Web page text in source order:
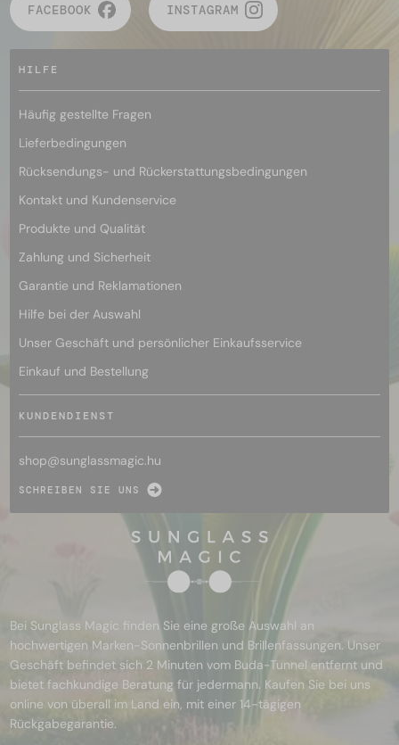
FACEBOOK INSTAGRAM
HILFE
Häufig gestellte Fragen
Lieferbedingungen
Rücksendungs- und Rückerstattungsbedingungen
Kontakt und Kundenservice
Produkte und Qualität
Zahlung und Sicherheit
Garantie und Reklamationen
Hilfe bei der Auswahl
Unser Geschäft und persönlicher Einkaufsservice
Einkauf und Bestellung
KUNDENDIENST
shop@sunglassmagic.hu
SCHREIBEN SIE UNS
Bei Sunglass Magic finden Sie eine große Auswahl an
hochwertigen Marken-Sonnenbrillen und Brillenfassungen. Unser
Geschäft befindet sich 2 Minuten vom Buda-Tunnel entfernt und
bietet fachkundige Beratung für jedermann. Kaufen Sie bei uns
online von überall im Land ein, mit einer 14-tägigen
Rückgabegarantie.